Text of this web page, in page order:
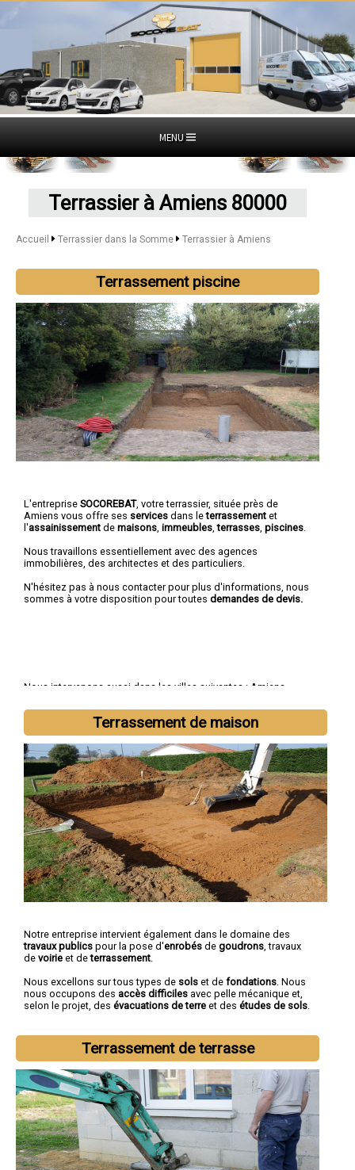
MENU
Terrassier à Amiens 80000
Accueil Terrassier dans la Somme Terrassier à Amiens
Terrassement piscine
L'entreprise SOCOREBAT, votre terrassier, située près de
Amiens vous offre ses services dans leterrassement et
l'assainissement de maisons immeubles ,terrasses piscines
Nous travaillons essentiellement avec des agences
immobilières, des architectes et des particuliers.
N'hésitez pas à nous contacter pour plus d'informations, nous
sommes à votre disposition pour toutes demandes de devis.
Nous intervenons aussi dans les villes suivantes : Amiens
Longueau,Ham
Terrassement de maison
Notre entreprise intervient également dans le domaine des
travaux publics pour la pose d'enrobés de goudrons , travaux
de voirie et deterrassement
Nous excellons sur tous types de sols et de fondations . Nous
nous occupons des accès difficiles avec pelle mécanique et,
selon le projet, des évacuations de terre et des études de sols
Terrassement de terrasse